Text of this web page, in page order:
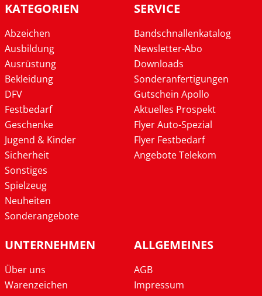
KATEGORIEN
Abzeichen
Ausbildung
Ausrüstung
Bekleidung
DFV
Festbedarf
Geschenke
Jugend & Kinder
Sicherheit
Sonstiges
Spielzeug
Neuheiten
Sonderangebote
SERVICE
Bandschnallenkatalog
Newsletter-Abo
Downloads
Sonderanfertigungen
Gutschein Apollo
Aktuelles Prospekt
Flyer Auto-Spezial
Flyer Festbedarf
Angebote Telekom
UNTERNEHMEN
Über uns
Warenzeichen
ALLGEMEINES
AGB
Impressum